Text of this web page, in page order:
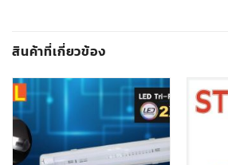
สินค้าที่เกี่ยวข้อง